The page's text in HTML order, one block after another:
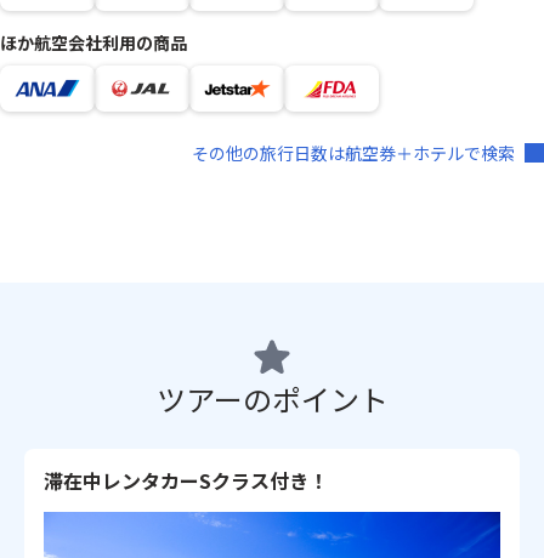
ほか航空会社利用の商品
その他の旅行日数は航空券＋ホテルで検索
ツアーのポイント
滞在中レンタカーSクラス付き！